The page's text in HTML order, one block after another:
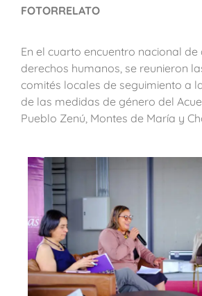
FOTORRELATO
En el cuarto encuentro nacional
derechos humanos, se reunieron
comités locales de seguimiento a
de las medidas de género del
Pueblo Zenú, Montes de María y